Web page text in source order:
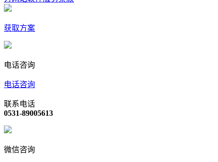
获取方案
电话咨询
电话咨询
联系电话
0531-89005613
微信咨询